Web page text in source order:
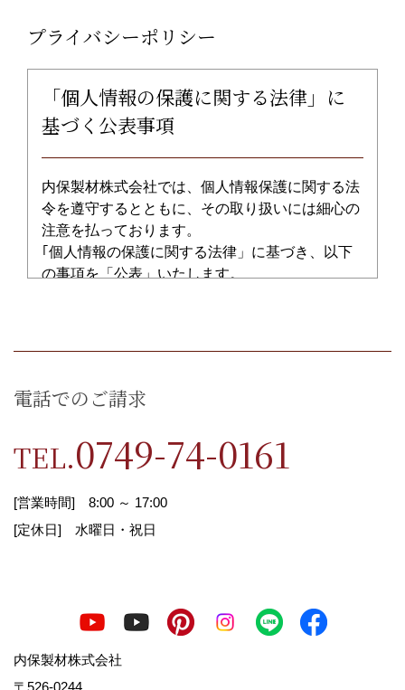
プライバシーポリシー
「個人情報の保護に関する法律」に
基づく公表事項
内保製材株式会社では、個人情報保護に関する法
令を遵守するとともに、その取り扱いには細心の
注意を払っております。
｢個人情報の保護に関する法律」に基づき、以下
の事項を「公表」いたします。
個人情報の利用目的の公表に関す
は、その都度利用目的を明示させていただきま
す。
それ以外で、個人情報を取得する場合は、次の利
用目的の範囲内で取り扱わせていただきます。
電話でのご請求
TEL.0749-74-0161
[営業時間] 8:00 ～ 17:00
[定休日] 水曜日・祝日
内保製材株式会社
〒526-0244